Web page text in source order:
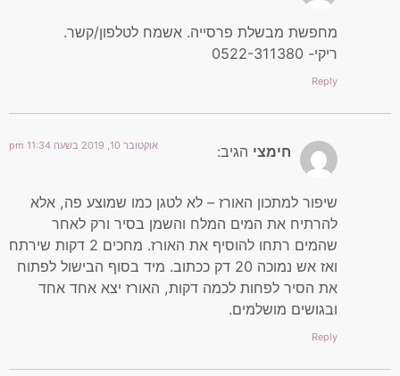
מחפשת מבשלת פרסייה. אשמח לטלפון/קשר.
ריקי- 0522-311380
Reply
חימצי הגיב: אוקטובר 10, 2019 בשעה 11:34 pm
שיפור למתכון האורז – לא לטגן כמו שמוצע פה, אלא
להרתיח את המים המלח והשמן בסיר ורק לאחר
שהמים רתחו להוסיף את האורז. מחכים 2 דקות שירתח
ואז אש נמוכה 20 דק ככתוב. מיד בסוף הבישול לפתוח
את הסיר לפחות לכמה דקות, האורז יצא אחד אחד
ובגושים מושלמים.
Reply